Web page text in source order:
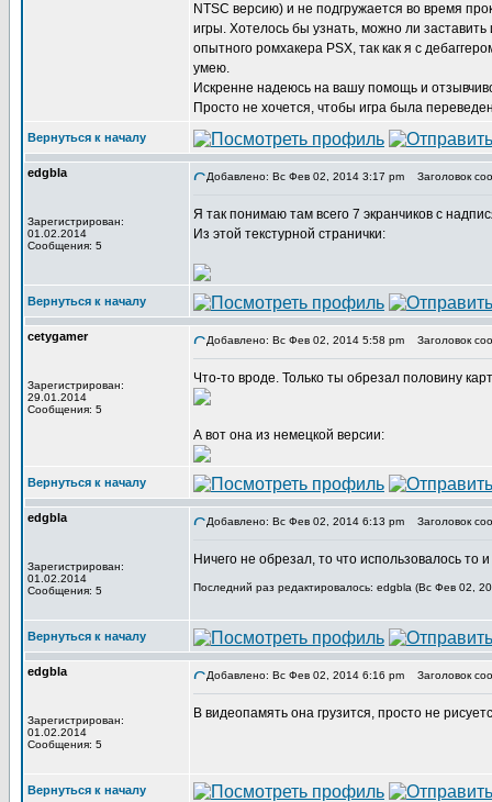
NTSC версию) и не подгружается во время
игры. Хотелось бы узнать, можно ли
опытного ромхакера PSX, так как я с
умею.
Искренне надеюсь на вашу помощь и
Просто не хочется, чтобы игра была
Вернуться к началу
edgbla
Зарегистрирован:
01.02.2014
Сообщения: 5
Добавлено: Вс Фев 02, 2014 3:17 pm Заголовок
Я так понимаю там всего 7 экранчиков с
Из этой текстурной странички:
Вернуться к началу
cetygamer
Зарегистрирован:
29.01.2014
Сообщения: 5
Добавлено: Вс Фев 02, 2014 5:58 pm Заголовок
Что-то вроде. Только ты обрезал половину
А вот она из немецкой версии:
Вернуться к началу
edgbla
Зарегистрирован:
01.02.2014
Сообщения: 5
Добавлено: Вс Фев 02, 2014 6:13 pm Заголовок
Ничего не обрезал, то что использовалось то
Последний раз редактировалось: edgbla (Вс Фев 02,
Вернуться к началу
edgbla
Зарегистрирован:
01.02.2014
Сообщения: 5
Добавлено: Вс Фев 02, 2014 6:16 pm Заголовок
В видеопамять она грузится, просто не
Вернуться к началу